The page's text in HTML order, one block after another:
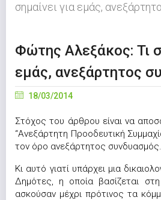
σημαίνει για εμάς,
Φώτης Αλεξάκος: Τι
εμάς, ανεξάρτητος
18/03/2014
Στόχος του άρθρου είναι να
“Ανεξάρτητη Προοδευτική
τον όρο ανεξάρτητος συνδυασμός.
Κι αυτό γιατί υπάρχει μια
Δημότες, η οποία βασίζεται
ασκούσαν μέχρι πρότινος τα